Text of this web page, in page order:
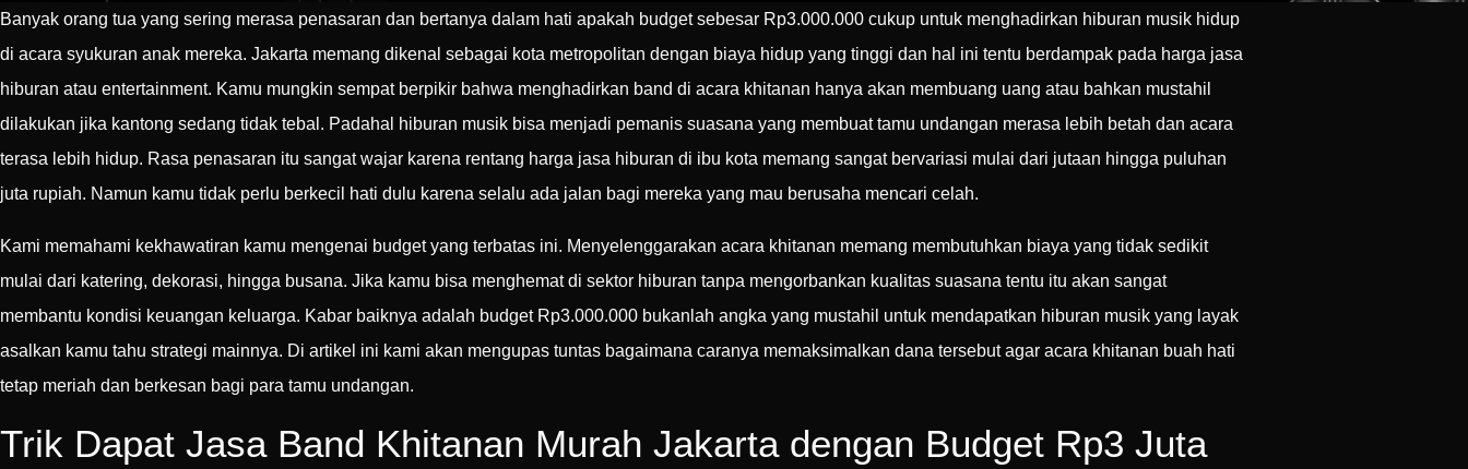
Banyak orang tua yang sering merasa penasaran dan bertanya dalam hati apakah budget sebesar Rp3.000.000 cukup untuk menghadirkan hiburan musik hidup
di acara syukuran anak mereka. Jakarta memang dikenal sebagai kota metropolitan dengan biaya hidup yang tinggi dan hal ini tentu berdampak pada harga jasa
hiburan atau entertainment. Kamu mungkin sempat berpikir bahwa menghadirkan band di acara khitanan hanya akan membuang uang atau bahkan mustahil
dilakukan jika kantong sedang tidak tebal. Padahal hiburan musik bisa menjadi pemanis suasana yang membuat tamu undangan merasa lebih betah dan acara
terasa lebih hidup. Rasa penasaran itu sangat wajar karena rentang harga jasa hiburan di ibu kota memang sangat bervariasi mulai dari jutaan hingga puluhan
juta rupiah. Namun kamu tidak perlu berkecil hati dulu karena selalu ada jalan bagi mereka yang mau berusaha mencari celah.
Kami memahami kekhawatiran kamu mengenai budget yang terbatas ini. Menyelenggarakan acara khitanan memang membutuhkan biaya yang tidak sedikit
mulai dari katering, dekorasi, hingga busana. Jika kamu bisa menghemat di sektor hiburan tanpa mengorbankan kualitas suasana tentu itu akan sangat
membantu kondisi keuangan keluarga. Kabar baiknya adalah budget Rp3.000.000 bukanlah angka yang mustahil untuk mendapatkan hiburan musik yang layak
asalkan kamu tahu strategi mainnya. Di artikel ini kami akan mengupas tuntas bagaimana caranya memaksimalkan dana tersebut agar acara khitanan buah hati
tetap meriah dan berkesan bagi para tamu undangan.
Trik Dapat Jasa Band Khitanan Murah Jakarta dengan Budget Rp3 Juta